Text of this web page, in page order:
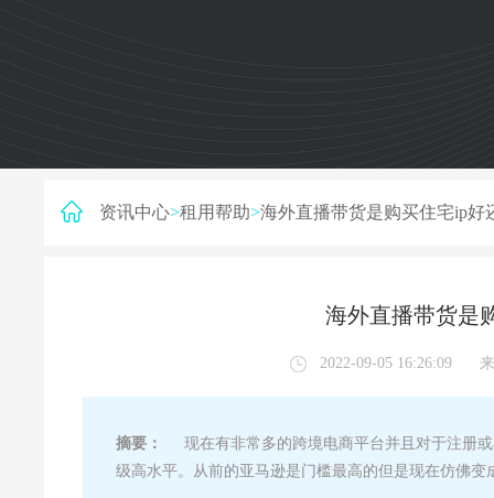
资讯中心>租用帮助>海外直播带货是购买住宅ip好
海外直播带货是
2022-09-05 16:26:09
摘要：
现在有非常多的跨境电商平台并且对于注册
级高水平。从前的亚马逊是门槛最高的但是现在仿佛